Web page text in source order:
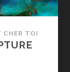
CHER TOI